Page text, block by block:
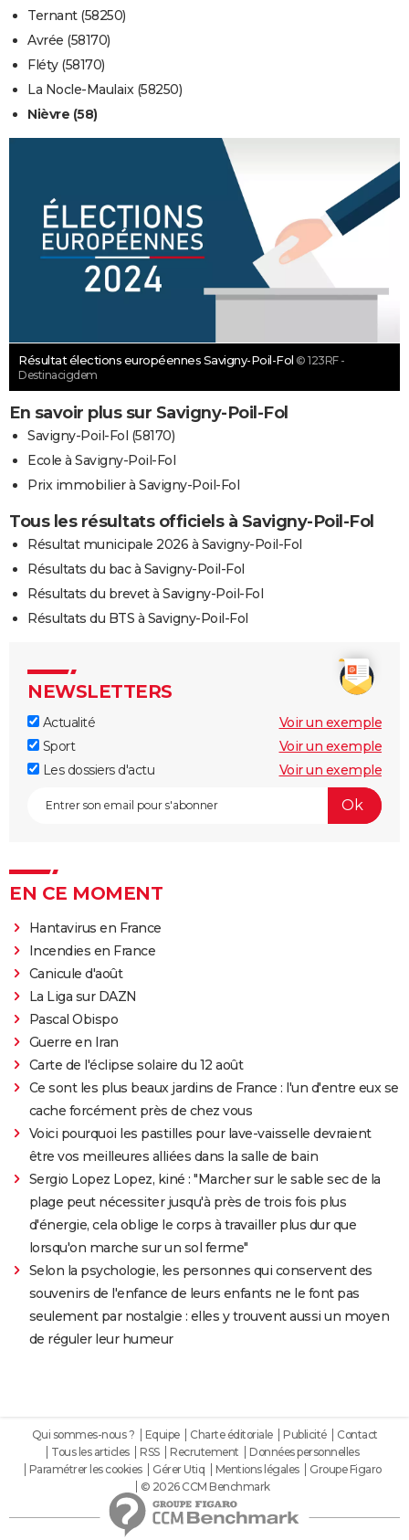
Ternant (58250)
Avrée (58170)
Fléty (58170)
La Nocle-Maulaix (58250)
Nièvre (58)
Résultat élections européennes Savigny-Poil-Fol © 123RF -
Destinacigdem
En savoir plus sur Savigny-Poil-Fol
Savigny-Poil-Fol (58170)
Ecole à Savigny-Poil-Fol
Prix immobilier à Savigny-Poil-Fol
Tous les résultats officiels à Savigny-Poil-Fol
Résultat municipale 2026 à Savigny-Poil-Fol
Résultats du bac à Savigny-Poil-Fol
Résultats du brevet à Savigny-Poil-Fol
Résultats du BTS à Savigny-Poil-Fol
NEWSLETTERS
Actualité
Voir un exemple
Sport
Voir un exemple
Les dossiers d'actu
Voir un exemple
EN CE MOMENT
Hantavirus en France
Incendies en France
Canicule d'août
La Liga sur DAZN
Pascal Obispo
Guerre en Iran
Carte de l'éclipse solaire du 12 août
Ce sont les plus beaux jardins de France : l'un d'entre eux se
cache forcément près de chez vous
Voici pourquoi les pastilles pour lave-vaisselle devraient
être vos meilleures alliées dans la salle de bain
Sergio Lopez Lopez, kiné : "Marcher sur le sable sec de la
plage peut nécessiter jusqu'à près de trois fois plus
d'énergie, cela oblige le corps à travailler plus dur que
lorsqu'on marche sur un sol ferme"
Selon la psychologie, les personnes qui conservent des
souvenirs de l'enfance de leurs enfants ne le font pas
seulement par nostalgie : elles y trouvent aussi un moyen
de réguler leur humeur
Qui sommes-nous ? Equipe Charte éditoriale Publicité
Contact
Tous les articles
RSS Recrutement
Données personnelles
Paramétrer les cookies
Gérer Utiq Mentions légales
Groupe Figaro
© 2026 CCM Benchmark